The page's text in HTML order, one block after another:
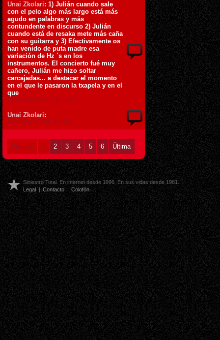
Unai Zkolari: 1) Julián cuando sale
con el pelo algo más largo está más
agudo en palabras y más
contundente en discurso 2) Julián
cuando está de resaka mete más caña
con su guitarra y 3) Efectivamente os
han venido de puta madre esa
variación de Hz ´s en los
instrumentos. El concierto fué muy
cañero, Julián me hizo soltar
carcajadas... a destacar el momento
en el que le pasaron la txapela y en el
que
18 de Julio de 2011 ás 19:23
Unai Zkolari:
28 de Abril de 2011 ás 08:56
Primera 1 2 3 4 5 6 Última
Siniestro Total. En internet desde 1996. En sus vidas desde 1981.
Legal | Contacto | Colofón